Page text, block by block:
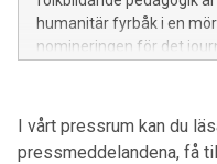
humanitär fyrbåk i en
nomineringen för det
I vårt pressrum kan du
pressmeddelandena, få